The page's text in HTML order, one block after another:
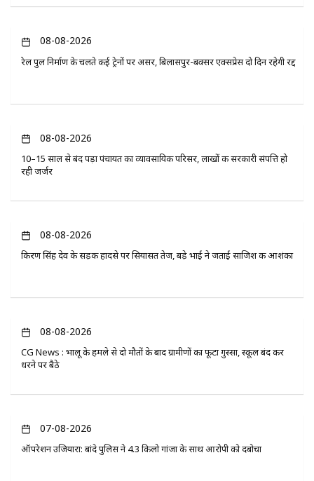
08-08-2026
रेल पुल निर्माण के चलते कई ट्रेनों पर असर, बिलासपुर-बक्सर एक्सप्रेस दो दिन रहेगी रद्द
08-08-2026
10–15 साल से बंद पड़ा पंचायत का व्यावसायिक परिसर, लाखों की सरकारी संपत्ति हो
रही जर्जर
08-08-2026
किरण सिंह देव के सड़क हादसे पर सियासत तेज, बड़े भाई ने जताई साजिश की आशंका
08-08-2026
CG News : भालू के हमले से दो मौतों के बाद ग्रामीणों का फूटा गुस्सा, स्कूल बंद कर
धरने पर बैठे
07-08-2026
ऑपरेशन उजियारा: बांदे पुलिस ने 4.3 किलो गांजा के साथ आरोपी को दबोचा